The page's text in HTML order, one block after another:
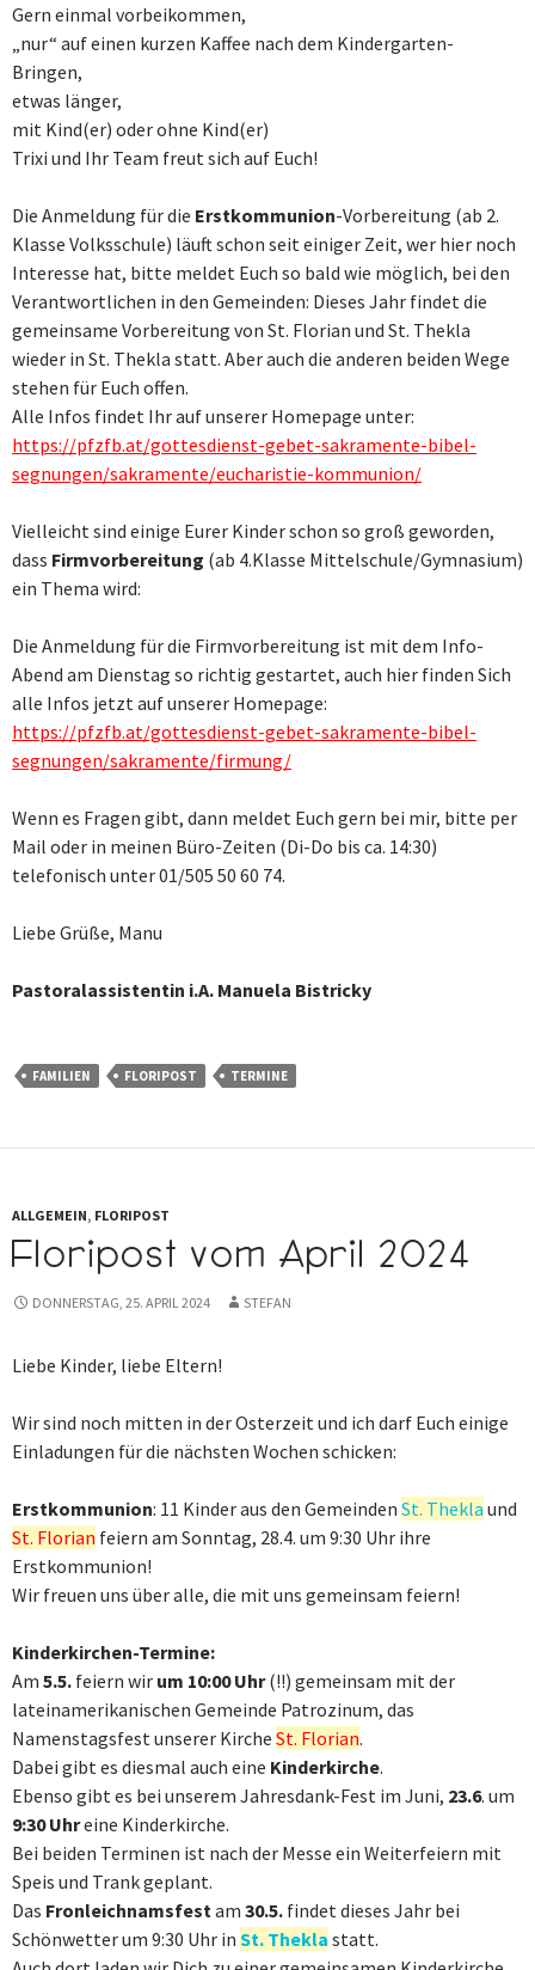
Gern einmal vorbeikommen,
„nur“ auf einen kurzen Kaffee nach dem Kindergarten-
Bringen,
etwas länger,
mit Kind(er) oder ohne Kind(er)
Trixi und Ihr Team freut sich auf Euch!
Die Anmeldung für die Erstkommunion-Vorbereitung (ab 2.
Klasse Volksschule) läuft schon seit einiger Zeit, wer hier noch
Interesse hat, bitte meldet Euch so bald wie möglich, bei den
Verantwortlichen in den Gemeinden: Dieses Jahr findet die
gemeinsame Vorbereitung von St. Florian und St. Thekla
wieder in St. Thekla statt. Aber auch die anderen beiden Wege
stehen für Euch offen.
Alle Infos findet Ihr auf unserer Homepage unter:
https://pfzfb.at/gottesdienst-gebet-sakramente-bibel-
segnungen/sakramente/eucharistie-kommunion/
Vielleicht sind einige Eurer Kinder schon so groß geworden,
dass Firmvorbereitung (ab 4.Klasse Mittelschule/Gymnasium)
ein Thema wird:
Die Anmeldung für die Firmvorbereitung ist mit dem Info-
Abend am Dienstag so richtig gestartet, auch hier finden Sich
alle Infos jetzt auf unserer Homepage:
https://pfzfb.at/gottesdienst-gebet-sakramente-bibel-
segnungen/sakramente/firmung/
Wenn es Fragen gibt, dann meldet Euch gern bei mir, bitte per
Mail oder in meinen Büro-Zeiten (Di-Do bis ca. 14:30)
telefonisch unter 01/505 50 60 74.
Liebe Grüße, Manu
Pastoralassistentin i.A. Manuela Bistricky
FAMILIEN FLORIPOST TERMINE
ALLGEMEIN, FLORIPOST
Floripost vom April 2024
DONNERSTAG, 25. APRIL 2024 STEFAN
Liebe Kinder, liebe Eltern!
Wir sind noch mitten in der Osterzeit und ich darf Euch einige
Einladungen für die nächsten Wochen schicken:
Erstkommunion: 11 Kinder aus den Gemeinden St. Thekla und
St. Florian feiern am Sonntag, 28.4. um 9:30 Uhr ihre
Erstkommunion!
Wir freuen uns über alle, die mit uns gemeinsam feiern!
Kinderkirchen-Termine:
Am 5.5. feiern wir um 10:00 Uhr(!!) gemeinsam mit der
lateinamerikanischen Gemeinde Patrozinum, das
Namenstagsfest unserer Kirche St. Florian.
Dabei gibt es diesmal auch eine Kinderkirche.
Ebenso gibt es bei unserem Jahresdank-Fest im Juni, 23.6. um
9:30 Uhreine Kinderkirche.
Bei beiden Terminen ist nach der Messe ein Weiterfeiern mit
Speis und Trank geplant.
Das Fronleichnamsfestam 30.5. findet dieses Jahr bei
Schönwetter um 9:30 Uhr in St. Thekla statt.